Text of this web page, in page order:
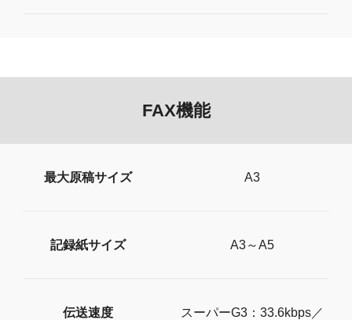
FAX機能
最大原稿サイズ A3
記録紙サイズ A3～A5
伝送速度
スーパーG3：33.6kbps／